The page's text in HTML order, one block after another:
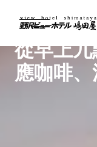
設施 -酒吧
從早上
應咖啡